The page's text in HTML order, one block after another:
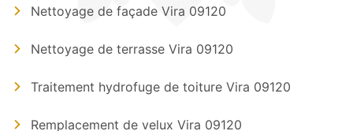
Nettoyage de façade Vira 09120
Nettoyage de terrasse Vira 09120
Traitement hydrofuge de toiture Vira 09120
Remplacement de velux Vira 09120